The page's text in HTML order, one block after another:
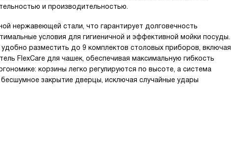
и производительностью.
нержавеющей стали, что гарантирует долговечность
условия для гигиеничной и эффективной мойки посуды.
разместить до 9 комплектов столовых приборов, включая
FlexCare для чашек, обеспечивая максимальную гибкость
корзины легко регулируются по высоте, а система
закрытие дверцы, исключая случайные удары